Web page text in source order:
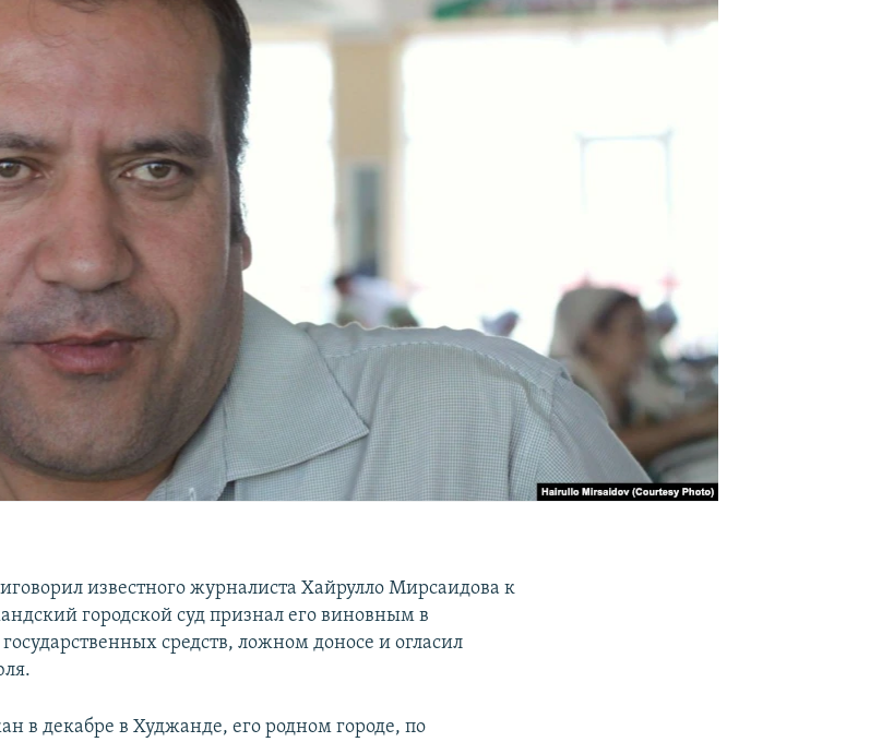
известного журналиста Хайрулло Мирсаидова к
городской суд признал его виновным в
средств, ложном доносе и огласил
в декабре в Худжанде, его родном городе, по